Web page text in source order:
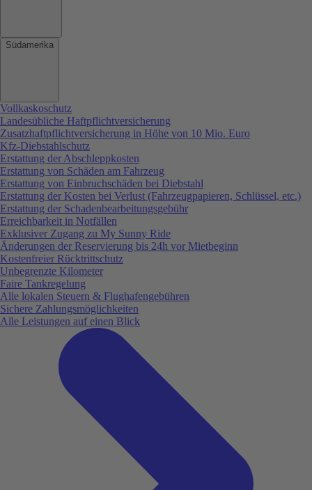
Südamerika
Vollkaskoschutz
Landesübliche Haftpflichtversicherung
Zusatzhaftpflichtversicherung in Höhe von 10 Mio. Euro
Kfz-Diebstahlschutz
Erstattung der Abschleppkosten
Erstattung von Schäden am Fahrzeug
Erstattung von Einbruchschäden bei Diebstahl
Erstattung der Kosten bei Verlust (Fahrzeugpapieren, Schlüssel, etc.)
Erstattung der Schadenbearbeitungsgebühr
Erreichbarkeit in Notfällen
Exklusiver Zugang zu My Sunny Ride
Änderungen der Reservierung bis 24h vor Mietbeginn
Kostenfreier Rücktrittschutz
Unbegrenzte Kilometer
Faire Tankregelung
Alle lokalen Steuern & Flughafengebühren
Sichere Zahlungsmöglichkeiten
Alle Leistungen auf einen Blick